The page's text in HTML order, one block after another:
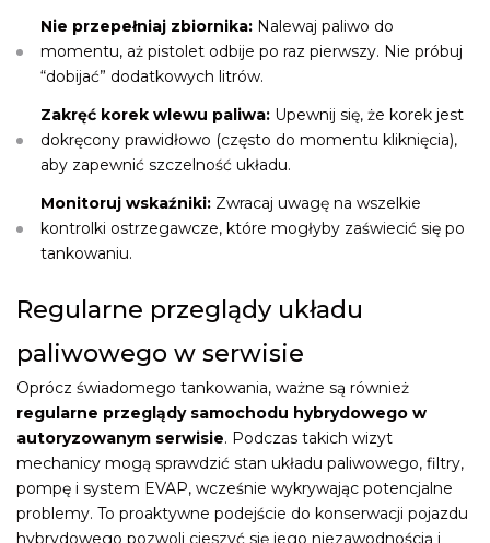
Nie przepełniaj zbiornika: Nalewaj paliwo do
momentu, aż pistolet odbije po raz pierwszy. Nie próbuj
“dobijać” dodatkowych litrów.
Zakręć korek wlewu paliwa: Upewnij się, że korek jest
dokręcony prawidłowo (często do momentu kliknięcia),
aby zapewnić szczelność układu.
Monitoruj wskaźniki: Zwracaj uwagę na wszelkie
kontrolki ostrzegawcze, które mogłyby zaświecić się po
tankowaniu.
Regularne przeglądy układu
paliwowego w serwisie
Oprócz świadomego tankowania, ważne są również
regularne przeglądy samochodu hybrydowego w
autoryzowanym serwisie. Podczas takich wizyt
mechanicy mogą sprawdzić stan układu paliwowego, filtry,
pompę i system EVAP, wcześnie wykrywając potencjalne
problemy. To proaktywne podejście do konserwacji pojazdu
hybrydowego pozwoli cieszyć się jego niezawodnością i